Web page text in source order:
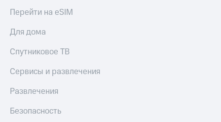
и
с
на карту
МТС Pay
Оплата
по QR-
Перейти на eSIM
Для дома
Спутниковое ТВ
Сервисы и развлечения
Развлечения
Безопасность